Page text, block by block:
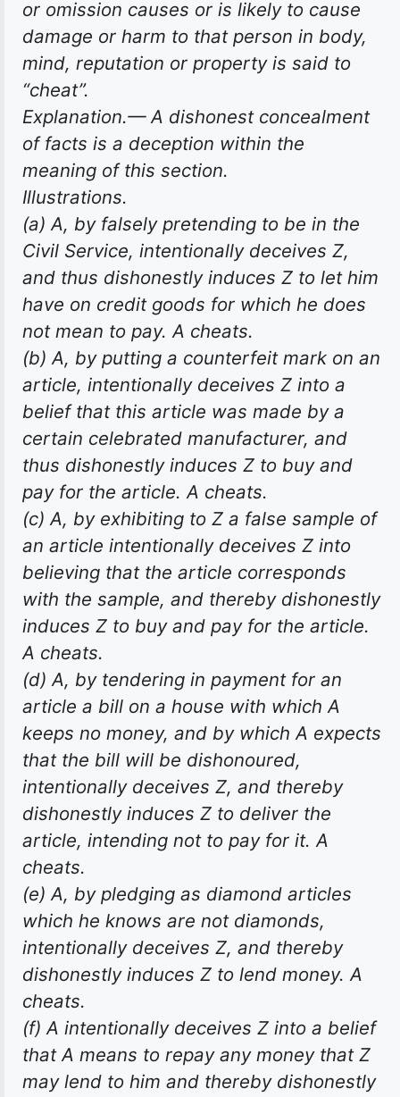
or omission causes or is likely to cause
damage or harm to that person in body,
mind, reputation or property is said to
“cheat”.
Explanation.— A dishonest concealment
of facts is a deception within the
meaning of this section.
Illustrations.
(a) A, by falsely pretending to be in the
Civil Service, intentionally deceives Z,
and thus dishonestly induces Z to let him
have on credit goods for which he does
not mean to pay. A cheats.
(b) A, by putting a counterfeit mark on an
article, intentionally deceives Z into a
belief that this article was made by a
certain celebrated manufacturer, and
thus dishonestly induces Z to buy and
pay for the article. A cheats.
(c) A, by exhibiting to Z a false sample of
an article intentionally deceives Z into
believing that the article corresponds
with the sample, and thereby dishonestly
induces Z to buy and pay for the article.
A cheats.
(d) A, by tendering in payment for an
article a bill on a house with which A
keeps no money, and by which A expects
that the bill will be dishonoured,
intentionally deceives Z, and thereby
dishonestly induces Z to deliver the
article, intending not to pay for it. A
cheats.
(e) A, by pledging as diamond articles
which he knows are not diamonds,
intentionally deceives Z, and thereby
dishonestly induces Z to lend money. A
cheats.
(f) A intentionally deceives Z into a belief
that A means to repay any money that Z
may lend to him and thereby dishonestly